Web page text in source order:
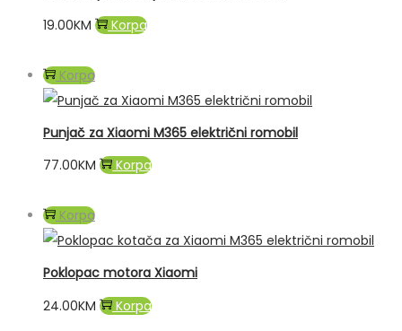
19.00KM Korpa
Korpa
Punjač za Xiaomi M365 električni romobil
77.00KM Korpa
Korpa
Poklopac motora Xiaomi
24.00KM Korpa